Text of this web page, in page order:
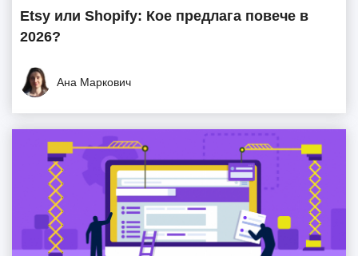
Etsy или Shopify: Кое предлага повече в
2026?
Ана Маркович